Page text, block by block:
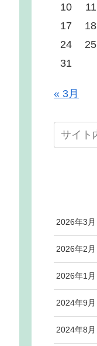
10
11
17
18
24
25
31
« 3月
2026年3月
2026年2月
2026年1月
2024年9月
2024年8月